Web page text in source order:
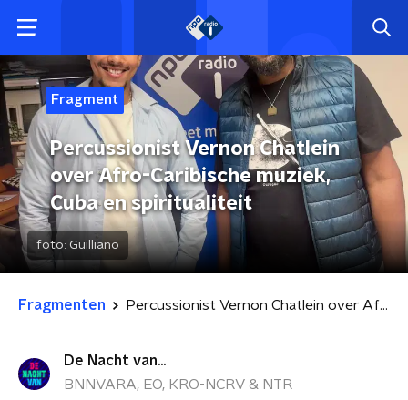
Fragment
Percussionist Vernon Chatlein
over Afro-Caribische muziek,
Cuba en spiritualiteit
foto: Guilliano
Fragmenten Percussionist Vernon Chatlein over Afro-Caribische muziek, Cuba en spiritualiteit
De Nacht van...
BNNVARA, EO, KRO-NCRV & NTR